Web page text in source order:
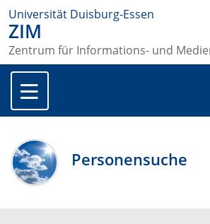
Universität Duisburg-Essen
ZIM
Zentrum für Informations- und
Personensuche